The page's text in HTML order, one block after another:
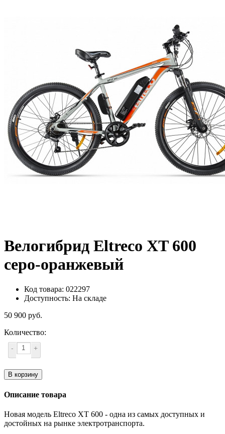
Велогибрид Eltreco XT 600
серо-оранжевый
Код товара: 022297
Доступность: На складе
50 900 руб.
Количество:
- +
В корзину
Описание товара
Новая модель Eltreco XT 600 - одна из самых доступных и
достойных на рынке электротранспорта.